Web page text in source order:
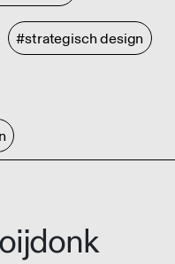
#strategisch design